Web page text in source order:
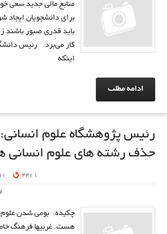
منابع مالی جدید سعی
برای دانشجویان ایجاد
کار می‌برد. رئیس
اینکه
ادامه مطلب
رئیس پژوهشگاه علوم
حذف رشته های علوم انسانی
11 دی 1348, 03:30 1 441
چکیده: بومی شدن علوم
هست. غربیها فرهنگ